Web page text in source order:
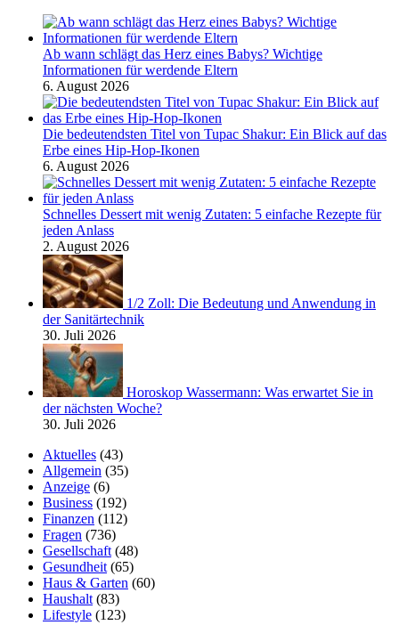
Ab wann schlägt das Herz eines Babys? Wichtige
Informationen für werdende Eltern
6. August 2026
Die bedeutendsten Titel von Tupac Shakur: Ein Blick auf das
Erbe eines Hip-Hop-Ikonen
6. August 2026
Schnelles Dessert mit wenig Zutaten: 5 einfache Rezepte für
jeden Anlass
2. August 2026
1/2 Zoll: Die Bedeutung und Anwendung in
der Sanitärtechnik
30. Juli 2026
Horoskop Wassermann: Was erwartet Sie in
der nächsten Woche?
30. Juli 2026
Aktuelles (43)
Allgemein (35)
Anzeige (6)
Business (192)
Finanzen (112)
Fragen (736)
Gesellschaft (48)
Gesundheit (65)
Haus & Garten (60)
Haushalt (83)
Lifestyle (123)